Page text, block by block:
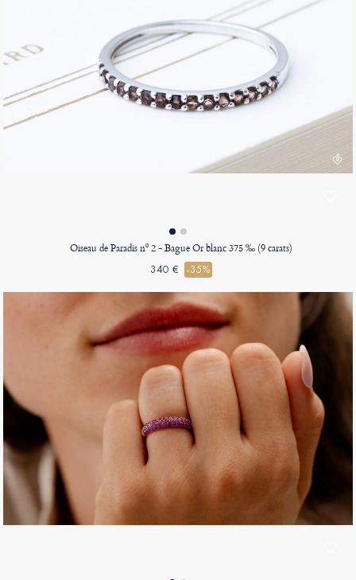
Oiseau de Paradis nº 2 - Bague Or blanc 375 ‰ (9 carats)
340 € -35%